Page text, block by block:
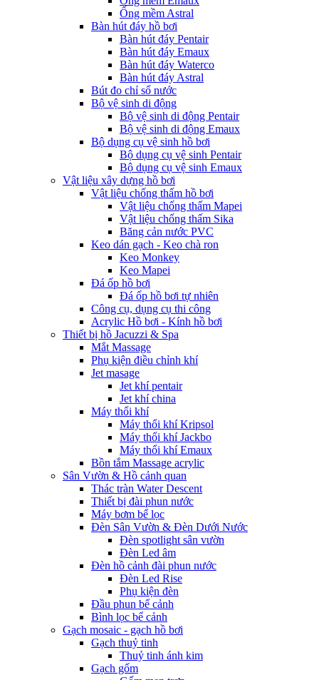
Ống mềm Astral
Bàn hút đáy hồ bơi
Bàn hút đáy Pentair
Bàn hút đáy Emaux
Bàn hút đáy Waterco
Bàn hút đáy Astral
Bút đo chỉ số nước
Bộ vệ sinh di động
Bộ vệ sinh di động Pentair
Bộ vệ sinh di động Emaux
Bộ dụng cụ vệ sinh hồ bơi
Bộ dụng cụ vệ sinh Pentair
Bộ dụng cụ vệ sinh Emaux
Vật liệu xây dựng hồ bơi
Vật liệu chống thấm hồ bơi
Vật liệu chống thấm Mapei
Vật liệu chống thấm Sika
Băng cản nước PVC
Keo dán gạch - Keo chà ron
Keo Monkey
Keo Mapei
Đá ốp hồ bơi
Đá ốp hồ bơi tự nhiên
Công cụ, dụng cụ thi công
Acrylic Hồ bơi - Kính hồ bơi
Thiết bị hồ Jacuzzi & Spa
Mắt Massage
Phụ kiện điều chỉnh khí
Jet masage
Jet khí pentair
Jet khí china
Máy thổi khí
Máy thổi khí Kripsol
Máy thổi khí Jackbo
Máy thổi khí Emaux
Bồn tắm Massage acrylic
Sân Vườn & Hồ cảnh quan
Thác tràn Water Descent
Thiết bị đài phun nước
Máy bơm bể lọc
Đèn Sân Vườn & Đèn Dưới Nước
Đèn spotlight sân vườn
Đèn Led âm
Đèn hồ cảnh đài phun nước
Đèn Led Rise
Phụ kiện đèn
Đầu phun bể cảnh
Bình lọc bể cảnh
Gạch mosaic - gạch hồ bơi
Gạch thuỷ tinh
Thuỷ tinh ánh kim
Gạch gốm